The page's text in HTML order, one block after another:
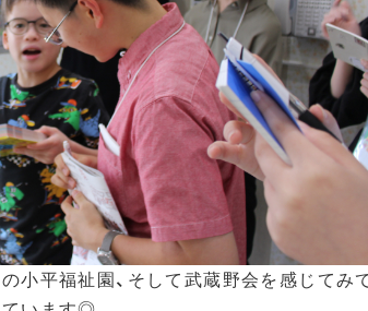
小平福祉園、そして武蔵野会を感じてみ